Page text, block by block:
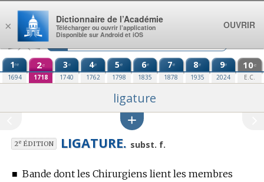
Aller au contenu
1re
1694
2e
1718
3e
1740
4e
1762
5e
1798
6e
1835
7e
1878
8e
1935
9e
2024
10e
E.C.
ligature
2eÉDITION LIGATURE. subst. f.
■ Bande dont les Chirurgiens lient les membres
×
Dictionnaire de l’Académie
Télécharger ou ouvrir l’application
Disponible sur Android et iOS
OUVRIR